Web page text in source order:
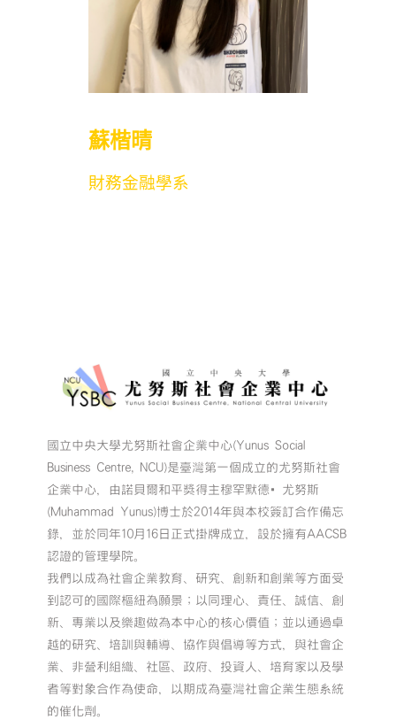
蘇楷晴
財務金融學系
國立中央大學尤努斯社會企業中心(Yunus Social
Business Centre, NCU)是臺灣第一個成立的尤努斯社會
企業中心，由諾貝爾和平獎得主穆罕默德•尤努斯
(Muhammad Yunus)博士於2014年與本校簽訂合作備忘
錄，並於同年10月16日正式掛牌成立，設於擁有AACSB
認證的管理學院。
我們以成為社會企業教育、研究、創新和創業等方面受
到認可的國際樞紐為願景；以同理心、責任、誠信、創
新、專業以及樂趣做為本中心的核心價值；並以通過卓
越的研究、培訓與輔導、協作與倡導等方式，與社會企
業、非營利組織、社區、政府、投資人、培育家以及學
者等對象合作為使命，以期成為臺灣社會企業生態系統
的催化劑。